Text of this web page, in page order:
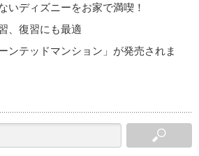
いディズニーをお家で満喫！
、復習にも最適
ンテッドマンション」が発売されま